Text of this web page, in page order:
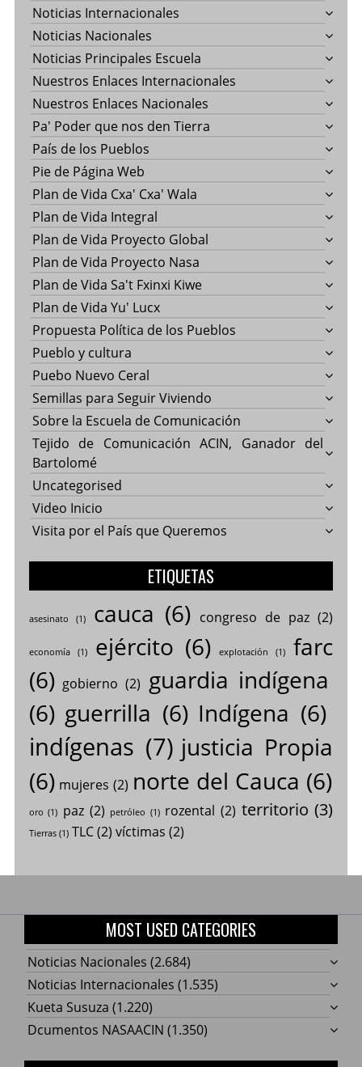
Noticias Internacionales
Noticias Nacionales
Noticias Principales Escuela
Nuestros Enlaces Internacionales
Nuestros Enlaces Nacionales
Pa' Poder que nos den Tierra
País de los Pueblos
Pie de Página Web
Plan de Vida Cxa' Cxa' Wala
Plan de Vida Integral
Plan de Vida Proyecto Global
Plan de Vida Proyecto Nasa
Plan de Vida Sa't Fxinxi Kiwe
Plan de Vida Yu' Lucx
Propuesta Política de los Pueblos
Pueblo y cultura
Puebo Nuevo Ceral
Semillas para Seguir Viviendo
Sobre la Escuela de Comunicación
Tejido de Comunicación ACIN, Ganador del
Bartolomé
Uncategorised
Video Inicio
Visita por el País que Queremos
ETIQUETAS
asesinato (1) cauca (6) congreso de paz(2)
economía(1) ejército (6) explotación (1)
farc
(6) gobierno (2) guardia indígena
(6) guerrilla (6) Indígena (6)
indígenas (7) justicia Propia
(6) mujeres (2) norte del Cauca (6)
oro (1) paz (2) petróleo (1) rozental (2) territorio (3)
Tierras(1) TLC(2) víctimas (2)
MOST USED CATEGORIES
Noticias Nacionales (2.684)
Noticias Internacionales (1.535)
Kueta Susuza (1.220)
Dcumentos NASAACIN (1.350)